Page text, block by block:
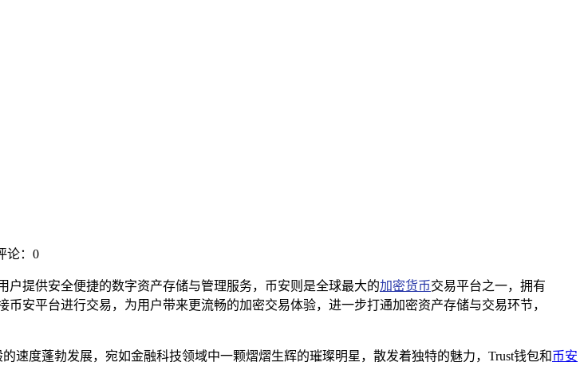
论：0
户提供安全便捷的数字资产存储与管理服务，币安则是全球最大的加密货币交易平台之一，拥有
安平台进行交易，为用户带来更流畅的加密交易体验，进一步打通加密资产存储与交易环节，
度蓬勃发展，宛如金融科技领域中一颗熠熠生辉的璀璨明星，散发着独特的魅力，Trust钱包和币安